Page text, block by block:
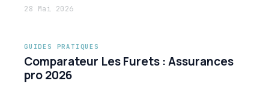
28 Mai 2026
GUIDES PRATIQUES
Comparateur Les Furets : Assurances
pro 2026